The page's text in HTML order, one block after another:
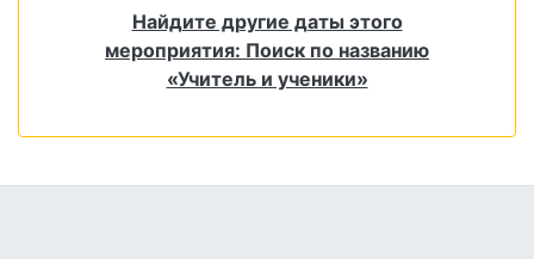
Найдите другие даты этого
мероприятия: Поиск по названию
«Учитель и ученики»